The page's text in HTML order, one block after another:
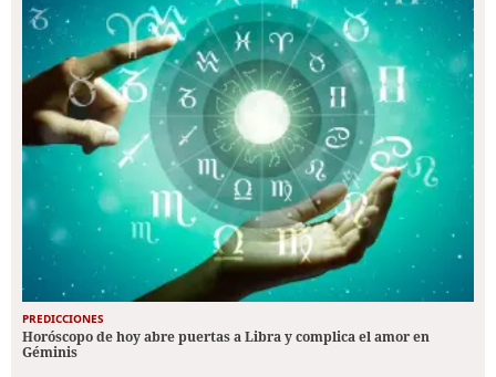
PREDICCIONES
Horóscopo de hoy abre puertas a Libra y complica el amor en
Géminis